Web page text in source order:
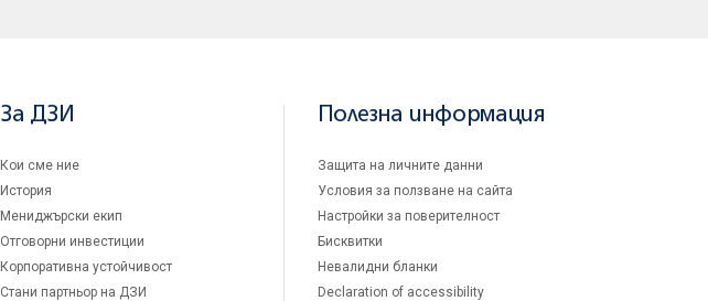
За ДЗИ
Кои сме ние
История
Мениджърски екип
Отговорни инвестиции
Корпоративна устойчивост
Стани партньор на ДЗИ
Полезна информация
Защита на личните данни
Условия за ползване на сайта
Настройки за поверителност
Бисквитки
Невалидни бланки
Declaration of accessibility